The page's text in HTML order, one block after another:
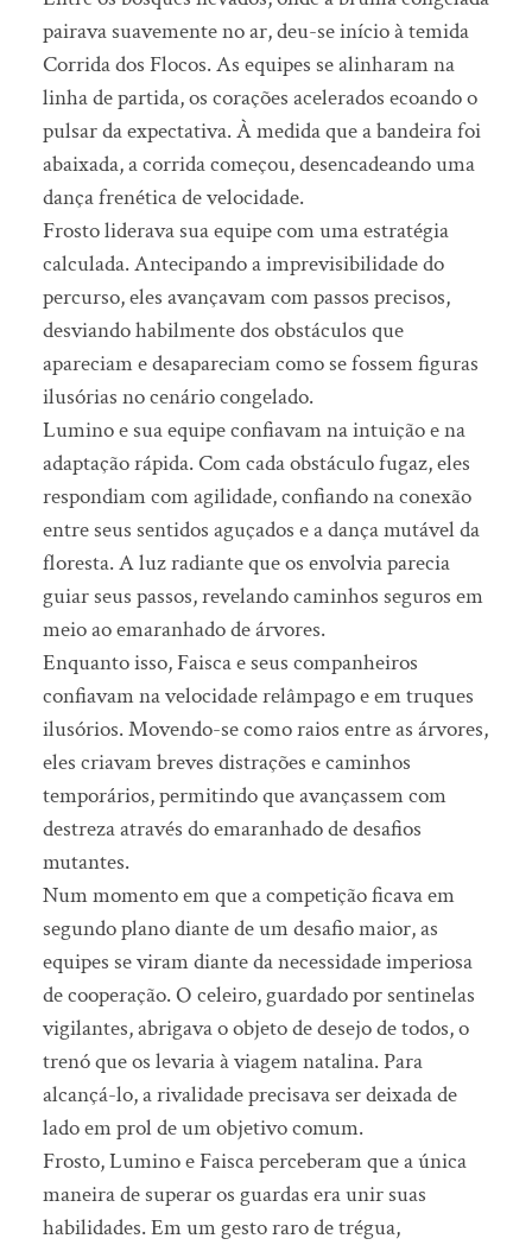
pairava suavemente no ar, deu-se início à temida
Corrida dos Flocos. As equipes se alinharam na
linha de partida, os corações acelerados ecoando o
pulsar da expectativa. À medida que a bandeira foi
abaixada, a corrida começou, desencadeando uma
dança frenética de velocidade.
Frosto liderava sua equipe com uma estratégia
calculada. Antecipando a imprevisibilidade do
percurso, eles avançavam com passos precisos,
desviando habilmente dos obstáculos que
apareciam e desapareciam como se fossem figuras
ilusórias no cenário congelado.
Lumino e sua equipe confiavam na intuição e na
adaptação rápida. Com cada obstáculo fugaz, eles
respondiam com agilidade, confiando na conexão
entre seus sentidos aguçados e a dança mutável da
floresta. A luz radiante que os envolvia parecia
guiar seus passos, revelando caminhos seguros em
meio ao emaranhado de árvores.
Enquanto isso, Faisca e seus companheiros
confiavam na velocidade relâmpago e em truques
ilusórios. Movendo-se como raios entre as árvores,
eles criavam breves distrações e caminhos
temporários, permitindo que avançassem com
destreza através do emaranhado de desafios
mutantes.
Num momento em que a competição ficava em
segundo plano diante de um desafio maior, as
equipes se viram diante da necessidade imperiosa
de cooperação. O celeiro, guardado por sentinelas
vigilantes, abrigava o objeto de desejo de todos, o
trenó que os levaria à viagem natalina. Para
alcançá-lo, a rivalidade precisava ser deixada de
lado em prol de um objetivo comum.
Frosto, Lumino e Faisca perceberam que a única
maneira de superar os guardas era unir suas
habilidades. Em um gesto raro de trégua,